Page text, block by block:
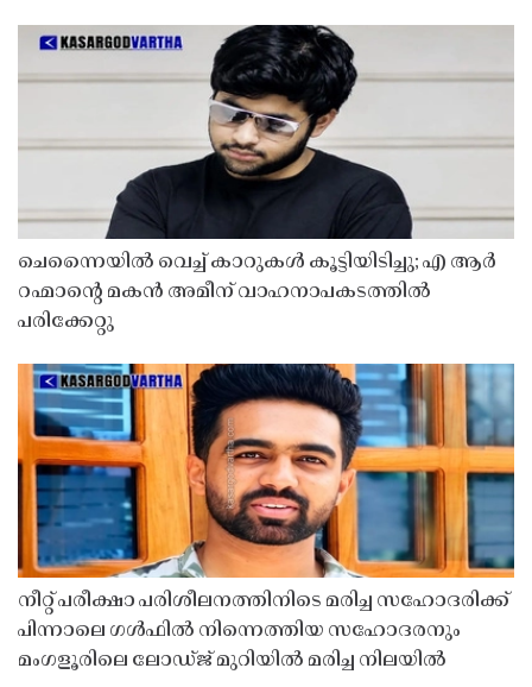
ചെന്നൈയിൽ വെച്ച് കാറുകൾ കൂട്ടിയിടിച്ചു; എ ആർ
റഹ്മാൻ്റെ മകൻ അമീന് വാഹനാപകടത്തിൽ
പരിക്കേറ്റു
നീറ്റ് പരീക്ഷാ പരിശീലനത്തിനിടെ മരിച്ച സഹോദരിക്ക്
പിന്നാലെ ഗൾഫിൽ നിന്നെത്തിയ സഹോദരനും
മംഗളൂരിലെ ലോഡ്ജ് മുറിയിൽ മരിച്ച നിലയിൽ